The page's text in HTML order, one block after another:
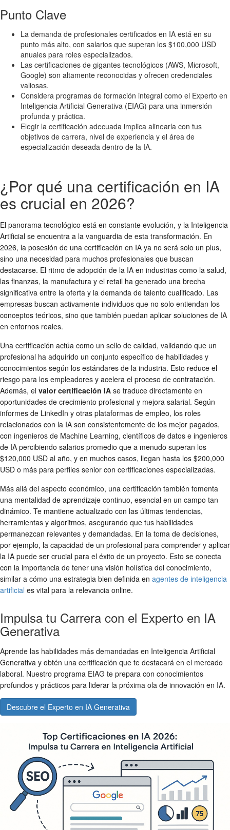
Punto Clave
La demanda de profesionales certificados en IA está en su
punto más alto, con salarios que superan los $100,000 USD
anuales para roles especializados.
Las certificaciones de gigantes tecnológicos (AWS, Microsoft,
Google) son altamente reconocidas y ofrecen credenciales
valiosas.
Considera programas de formación integral como el Experto en
Inteligencia Artificial Generativa (EIAG) para una inmersión
profunda y práctica.
Elegir la certificación adecuada implica alinearla con tus
objetivos de carrera, nivel de experiencia y el área de
especialización deseada dentro de la IA.
¿Por qué una certificación en IA
es crucial en 2026?
El panorama tecnológico está en constante evolución, y la Inteligencia
Artificial se encuentra a la vanguardia de esta transformación. En
2026, la posesión de una certificación en IA ya no será solo un plus,
sino una necesidad para muchos profesionales que buscan
destacarse. El ritmo de adopción de la IA en industrias como la salud,
las finanzas, la manufactura y el retail ha generado una brecha
significativa entre la oferta y la demanda de talento cualificado. Las
empresas buscan activamente individuos que no solo entiendan los
conceptos teóricos, sino que también puedan aplicar soluciones de IA
en entornos reales.
Una certificación actúa como un sello de calidad, validando que un
profesional ha adquirido un conjunto específico de habilidades y
conocimientos según los estándares de la industria. Esto reduce el
riesgo para los empleadores y acelera el proceso de contratación.
Además, el valor certificación IA se traduce directamente en
oportunidades de crecimiento profesional y mejora salarial. Según
informes de LinkedIn y otras plataformas de empleo, los roles
relacionados con la IA son consistentemente de los mejor pagados,
con ingenieros de Machine Learning, científicos de datos e ingenieros
de IA percibiendo salarios promedio que a menudo superan los
$120,000 USD al año, y en muchos casos, llegan hasta los $200,000
USD o más para perfiles senior con certificaciones especializadas.
Más allá del aspecto económico, una certificación también fomenta
una mentalidad de aprendizaje continuo, esencial en un campo tan
dinámico. Te mantiene actualizado con las últimas tendencias,
herramientas y algoritmos, asegurando que tus habilidades
permanezcan relevantes y demandadas. En la toma de decisiones,
por ejemplo, la capacidad de un profesional para comprender y aplicar
la IA puede ser crucial para el éxito de un proyecto. Esto se conecta
con la importancia de tener una visión holística del conocimiento,
similar a cómo una estrategia bien definida en agentes de inteligencia
artificial es vital para la relevancia online.
Impulsa tu Carrera con el Experto en IA
Generativa
Aprende las habilidades más demandadas en Inteligencia Artificial
Generativa y obtén una certificación que te destacará en el mercado
laboral. Nuestro programa EIAG te prepara con conocimientos
profundos y prácticos para liderar la próxima ola de innovación en IA.
Descubre el Experto en IA Generativa